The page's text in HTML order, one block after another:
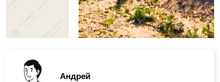
Андрей